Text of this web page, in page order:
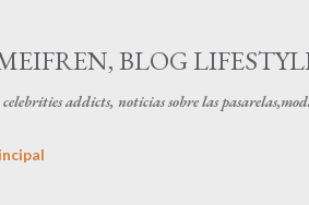
BLOG
addicts, noticias sobre las